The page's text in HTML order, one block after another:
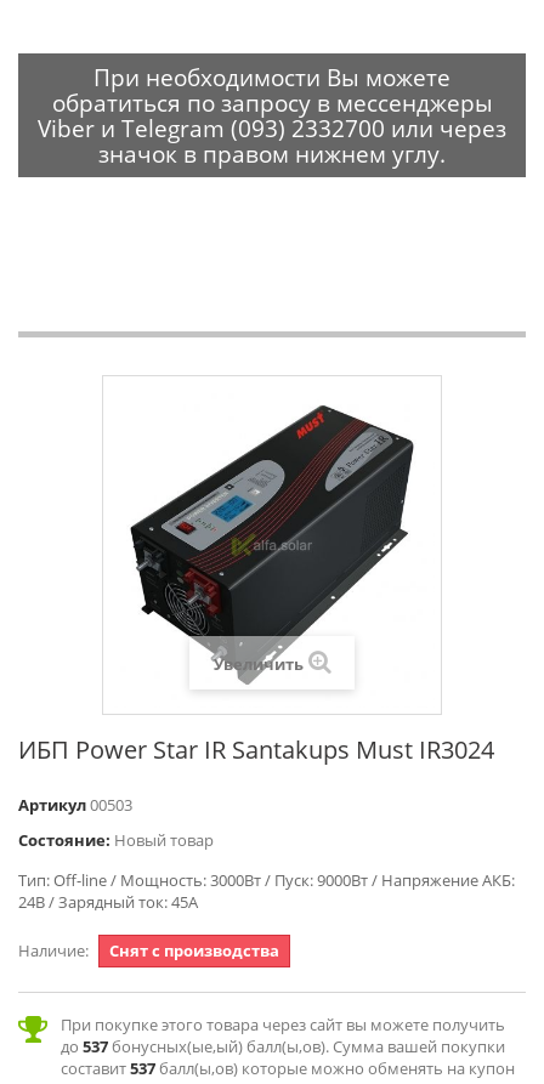
При необходимости Вы можете
обратиться по запросу в мессенджеры
Viber и Telegram (093) 2332700 или через
значок в правом нижнем углу.
Увеличить
ИБП Power Star IR Santakups Must IR3024
Артикул00503
Состояние: Новый товар
Тип: Off-line / Мощность: 3000Вт / Пуск: 9000Вт / Напряжение АКБ:
24В / Зарядный ток: 45А
Наличие: Снят с производства
При покупке этого товара через сайт вы можете получить
до 537бонусных(ые,ый) балл(ы,ов). Сумма вашей покупки
составит537балл(ы,ов) которые можно обменять на купон